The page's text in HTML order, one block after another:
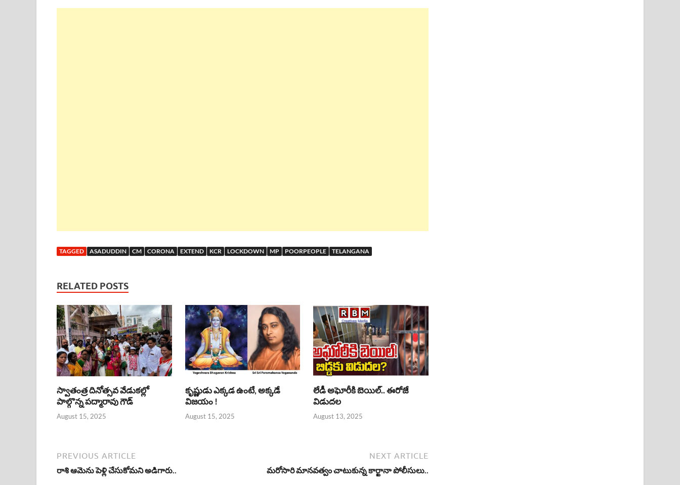
TAGGED ASADUDDIN CM CORONA EXTEND KCR LOCKDOWN MP POORPEOPLE TELANGANA
RELATED POSTS
స్వాతంత్ర దినోత్సవ వేడుకల్లో
పాల్గొన్న పద్మారావు గౌడ్
August 15, 2025
కృష్ణుడు ఎక్కడ ఉంటే, అక్కడే
విజయం !
August 15, 2025
లేడీ అఘోరీకి బెయిల్.. ఈరోజే
విడుదల
August 13, 2025
PREVIOUS ARTICLE
రాశి ఆమెను పెళ్లి చేసుకోమని అడిగారు..
NEXT ARTICLE
మరోసారి మానవత్వం చాటుకున్న కార్ఖానా పోలీసులు..